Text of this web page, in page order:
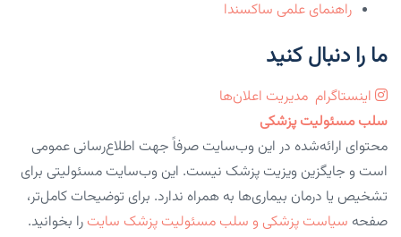
راهنمای علمی ساکسندا
ما را دنبال کنید
اینستاگرام مدیریت اعلان‌ها
سلب مسئولیت پزشکی
محتوای ارائه‌شده در این وب‌سایت صرفاً جهت اطلاع‌رسانی عمومی
است و جایگزین ویزیت پزشک نیست. این وب‌سایت مسئولیتی برای
تشخیص یا درمان بیماری‌ها به همراه ندارد. برای توضیحات کامل‌تر،
صفحه سیاست پزشکی و سلب مسئولیت پزشک سایت را بخوانید.